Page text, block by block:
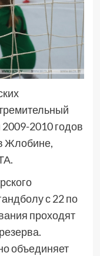
2010 годов
Жлобине,
с 22 по
проходят
объединяет